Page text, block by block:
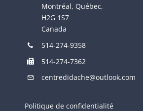
Montréal, Québec,
H2G 1S7
Canada
514-274-9358
514-274-7362
centredidache@outlook.com
Politique de confidentialité